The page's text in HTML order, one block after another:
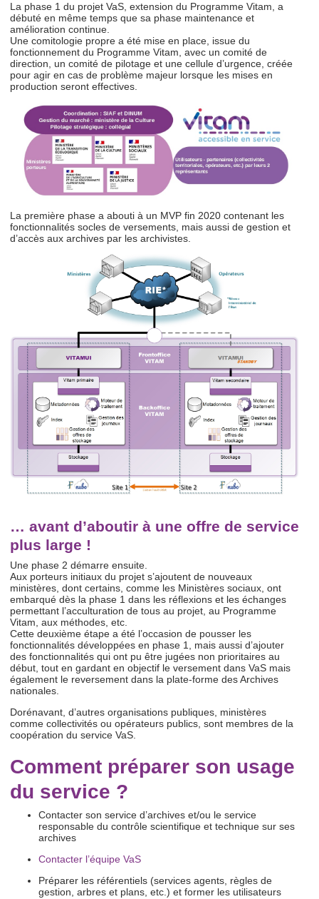
La phase 1 du projet VaS, extension du Programme Vitam, a
débuté en même temps que sa phase maintenance et
amélioration continue.
Une comitologie propre a été mise en place, issue du
fonctionnement du Programme Vitam, avec un comité de
direction, un comité de pilotage et une cellule d’urgence, créée
pour agir en cas de problème majeur lorsque les mises en
production seront effectives.
La première phase a abouti à un MVP fin 2020 contenant les
fonctionnalités socles de versements, mais aussi de gestion et
d’accès aux archives par les archivistes.
… avant d’aboutir à une offre de service
plus large !
Une phase 2 démarre ensuite.
Aux porteurs initiaux du projet s’ajoutent de nouveaux
ministères, dont certains, comme les Ministères sociaux, ont
embarqué dès la phase 1 dans les réflexions et les échanges
permettant l’acculturation de tous au projet, au Programme
Vitam, aux méthodes, etc.
Cette deuxième étape a été l’occasion de pousser les
fonctionnalités développées en phase 1, mais aussi d’ajouter
des fonctionnalités qui ont pu être jugées non prioritaires au
début, tout en gardant en objectif le versement dans VaS mais
également le reversement dans la plate-forme des Archives
nationales.
Dorénavant, d’autres organisations publiques, ministères
comme collectivités ou opérateurs publics, sont membres de la
coopération du service VaS.
Comment préparer son usage
du service ?
Contacter son service d’archives et/ou le service
responsable du contrôle scientifique et technique sur ses
archives
Contacter l’équipe VaS
Préparer les référentiels (services agents, règles de
gestion, arbres et plans, etc.) et former les utilisateurs